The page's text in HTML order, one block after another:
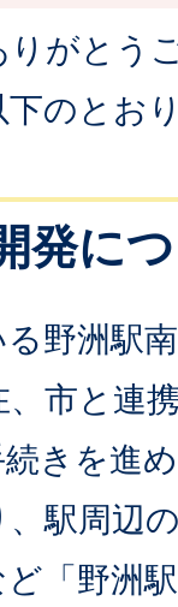
がとう
のとお
発に
野洲駅
市と連
きを進
駅周辺
「野洲